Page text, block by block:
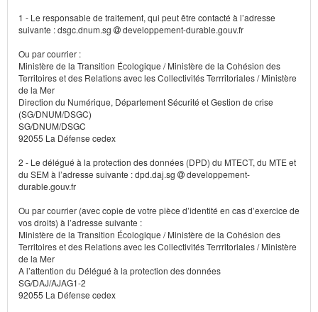
1 - Le responsable de traitement, qui peut être contacté à l’adresse
suivante : dsgc.dnum.sg
developpement-durable.gouv.fr
Ou par courrier :
Ministère de la Transition Écologique / Ministère de la Cohésion des
Territoires et des Relations avec les Collectivités Terrritoriales / Ministère
de la Mer
Direction du Numérique, Département Sécurité et Gestion de crise
(SG/DNUM/DSGC)
SG/DNUM/DSGC
92055 La Défense cedex
2 - Le délégué à la protection des données (DPD) du MTECT, du MTE et
du SEM à l’adresse suivante : dpd.daj.sg
developpement-
durable.gouv.fr
Ou par courrier (avec copie de votre pièce d’identité en cas d’exercice de
vos droits) à l’adresse suivante :
Ministère de la Transition Écologique / Ministère de la Cohésion des
Territoires et des Relations avec les Collectivités Terrritoriales / Ministère
de la Mer
A l’attention du Délégué à la protection des données
SG/DAJ/AJAG1-2
92055 La Défense cedex